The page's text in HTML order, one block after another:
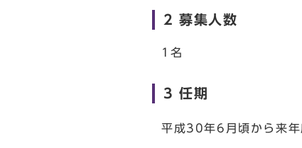
2 募集人数
1名
3 任期
平成30年6月頃から来年